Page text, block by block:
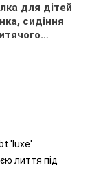
для дітей
сидіння
з
'luxe'
лиття під